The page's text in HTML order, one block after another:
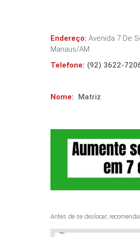
Endereço: Avenida 7 De
Manaus/AM
Telefone: (92) 3622-
Nome: Matriz
Antes de se deslocar,